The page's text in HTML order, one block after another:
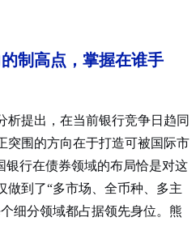
制高点，掌握在谁手
析提出，在当前银行竞争日趋同
突围的方向在于打造可被国际市
银行在债券领域的布局恰是对这
到了“多市场、全币种、多主
细分领域都占据领先身位。熊